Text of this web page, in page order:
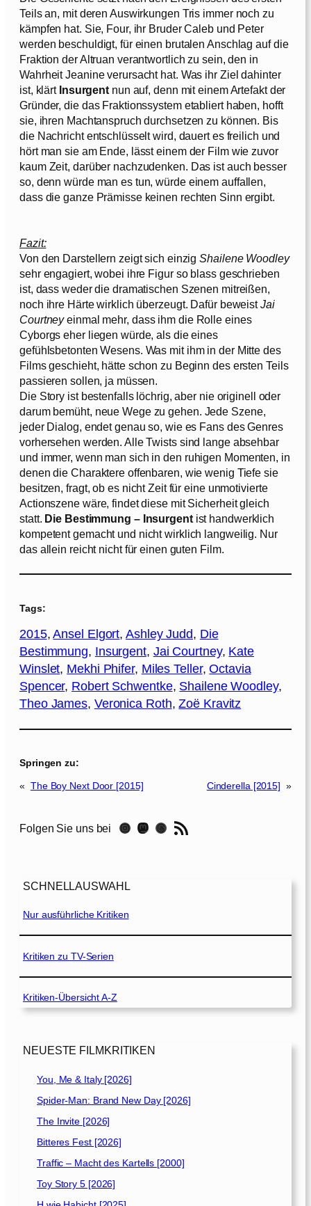
Teils an, mit deren Auswirkungen Tris immer noch zu
kämpfen hat. Sie, Four, ihr Bruder Caleb und Peter
werden beschuldigt, für einen brutalen Anschlag auf die
Fraktion der Altruan verantwortlich zu sein, den in
Wahrheit Jeanine verursacht hat. Was ihr Ziel dahinter
ist, klärt Insurgent nun auf, denn mit einem Artefakt der
Gründer, die das Fraktionssystem etabliert haben, hofft
sie, ihren Machtanspruch durchsetzen zu können. Bis
die Nachricht entschlüsselt wird, dauert es freilich und
hört man sie am Ende, lässt einem der Film wie zuvor
kaum Zeit, darüber nachzudenken. Das ist auch besser
so, denn würde man es tun, würde einem auffallen,
dass die ganze Prämisse keinen rechten Sinn ergibt.
Fazit:
Von den Darstellern zeigt sich einzigShailene Woodley
sehr engagiert, wobei ihre Figur so blass geschrieben
ist, dass weder die dramatischen Szenen mitreißen,
noch ihre Härte wirklich überzeugt. Dafür beweistJai
Courtneyeinmal mehr, dass ihm die Rolle eines
Cyborgs eher liegen würde, als die eines
gefühlsbetonten Wesens. Was mit ihm in der Mitte des
Films geschieht, hätte schon zu Beginn des ersten Teils
passieren sollen, ja müssen.
Die Story ist bestenfalls löchrig, aber nie originell oder
darum bemüht, neue Wege zu gehen. Jede Szene,
jeder Dialog, endet genau so, wie es Fans des Genres
vorhersehen werden. Alle Twists sind lange absehbar
und immer, wenn man sich in den ruhigen Momenten, in
denen die Charaktere offenbaren, wie wenig Tiefe sie
besitzen, fragt, ob es nicht Zeit für eine unmotivierte
Actionszene wäre, findet diese mit Sicherheit gleich
statt. Die Bestimmung – Insurgentist handwerklich
kompetent gemacht und nicht wirklich langweilig. Nur
das allein reicht nicht für einen guten Film.
Tags:
2015, Ansel Elgort, Ashley Judd, Die
Bestimmung, Insurgent, Jai Courtney, Kate
Winslet, Mekhi Phifer, Miles Teller, Octavia
Spencer, Robert Schwentke, Shailene Woodley
Theo James, Veronica Roth, Zoë Kravitz
Springen zu:
« The Boy Next Door [2015] Cinderella [2015] »
Folgen Sie uns bei Instagram Mastodon Threads RSS-Feed
SCHNELLAUSWAHL
Nur ausführliche Kritiken
Kritiken zu TV-Serien
Kritiken-Übersicht A-Z
NEUESTE FILMKRITIKEN
You, Me & Italy [2026]
Spider-Man: Brand New Day [2026]
The Invite [2026]
Bitteres Fest [2026]
Traffic – Macht des Kartells [2000]
Toy Story 5 [2026]